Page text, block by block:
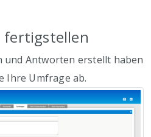
fertigstellen
und Antworten erstellt haben
Ihre Umfrage ab.